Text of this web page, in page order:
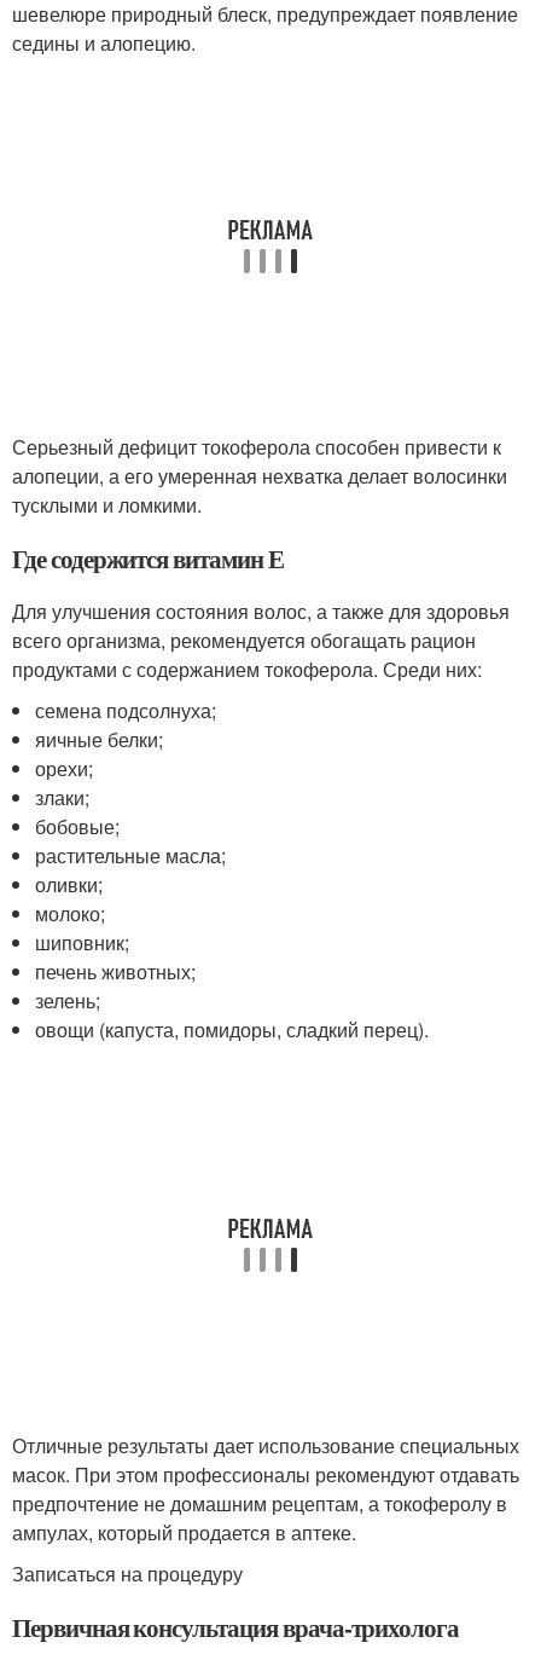
шевелюре природный блеск, предупреждает появление
седины и алопецию.
Серьезный дефицит токоферола способен привести к
алопеции, а его умеренная нехватка делает волосинки
тусклыми и ломкими.
Где содержится витамин Е
Для улучшения состояния волос, а также для здоровья
всего организма, рекомендуется обогащать рацион
продуктами с содержанием токоферола. Среди них:
семена подсолнуха;
яичные белки;
орехи;
злаки;
бобовые;
растительные масла;
оливки;
молоко;
шиповник;
печень животных;
зелень;
овощи (капуста, помидоры, сладкий перец).
Отличные результаты дает использование специальных
масок. При этом профессионалы рекомендуют отдавать
предпочтение не домашним рецептам, а токоферолу в
ампулах, который продается в аптеке.
Записаться на процедуру
Первичная консультация врача-трихолога